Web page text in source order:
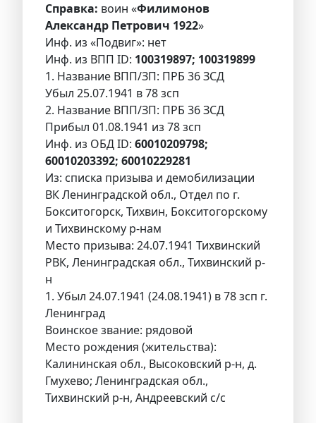
Справка: воин «Филимонов
Александр Петрович 1922»
Инф. из «Подвиг»: нет
Инф. из ВПП ID: 100319897; 100319899
1. Название ВПП/ЗП: ПРБ 36 ЗСД
Убыл 25.07.1941 в 78 зсп
2. Название ВПП/ЗП: ПРБ 36 ЗСД
Прибыл 01.08.1941 из 78 зсп
Инф. из ОБД ID: 60010209798;
60010203392; 60010229281
Из: списка призыва и демобилизации
ВК Ленинградской обл., Отдел по г.
Бокситогорск, Тихвин, Бокситогорскому
и Тихвинскому р-нам
Место призыва: 24.07.1941 Тихвинский
РВК, Ленинградская обл., Тихвинский р-
н
1. Убыл 24.07.1941 (24.08.1941) в 78 зсп г.
Ленинград
Воинское звание: рядовой
Место рождения (жительства):
Калининская обл., Высоковский р-н, д.
Гмухево; Ленинградская обл.,
Тихвинский р-н, Андреевский с/с